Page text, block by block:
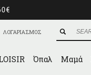
ΛΟΓΑΡΙΑΣΜΟΣ
Όπαλ Μαμά